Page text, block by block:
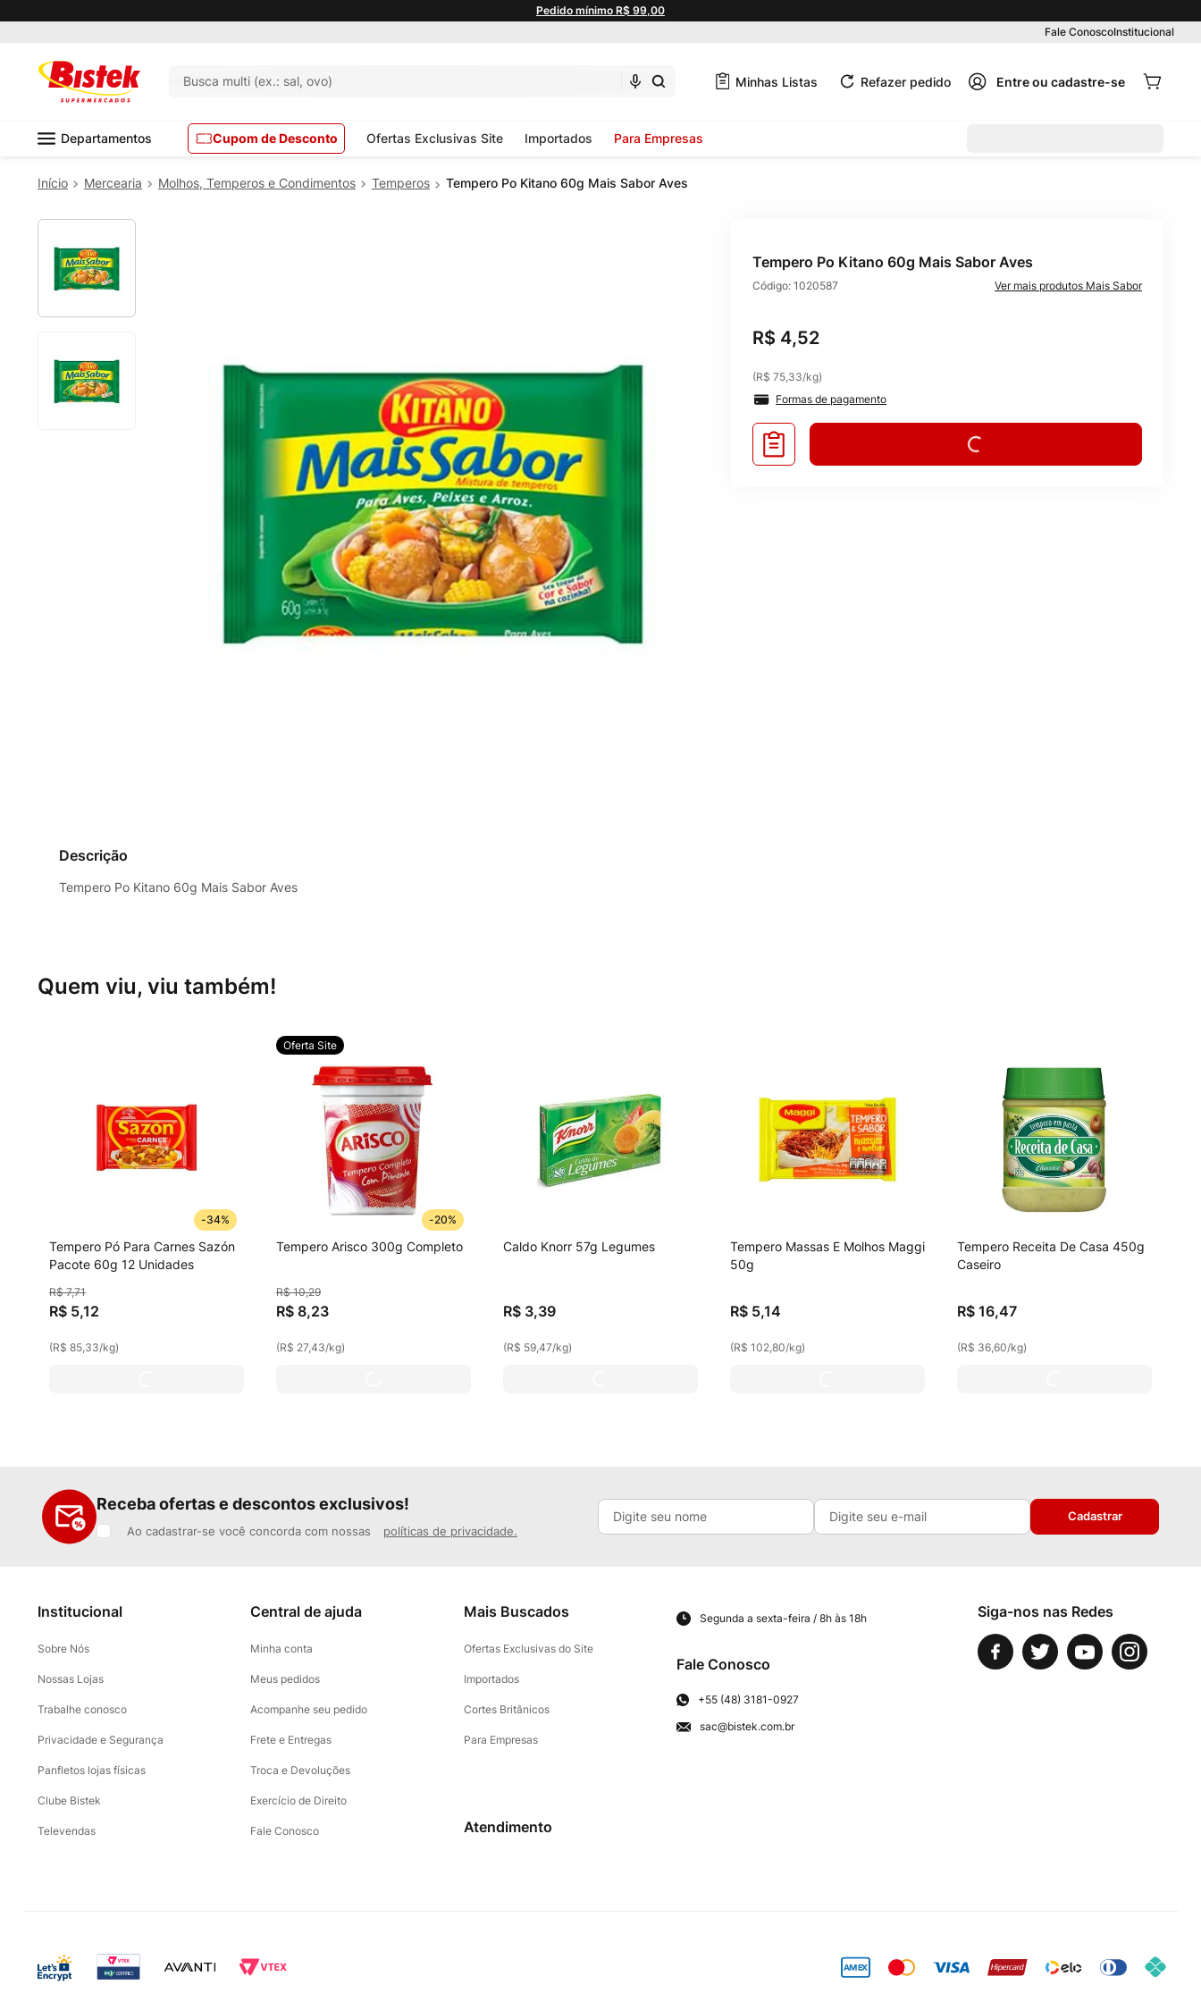
Pedido mínimo R$ 99,00
Fale ConoscoInstitucional
Busca multi (ex.: sal, ovo) Minhas Listas Refazer pedido
Departamentos Cupom de Desconto Ofertas Exclusivas Site Importados Para Empresas
Mercearia Molhos, Temperos e Condimentos Temperos Tempero Po Kitano 60g Mais Sabor Aves
Tempero Po Kitano 60g Mais Sabor Aves
Código: 1020587 Mais Sabor
R$ 4,52
(R$ 75,33/kg)
Formas de pagamento
Descrição
Tempero Po Kitano 60g Mais Sabor Aves
Quem viu, viu também!
-34%
Tempero Pó Para Carnes Sazón
Pacote 60g 12 Unidades
R$ 7,71
R$ 5,12
(R$ 85,33/kg)
Oferta Site
-20%
Tempero Arisco 300g Completo
R$ 10,29
R$ 8,23
(R$ 27,43/kg)
Caldo Knorr 57g Legumes
R$ 3,39
(R$ 59,47/kg)
Tempero Massas E Molhos Maggi
50g
R$ 5,14
(R$ 102,80/kg)
Tempero Receita De Casa 450g
Caseiro
R$ 16,47
(R$ 36,60/kg)
Receba ofertas e descontos exclusivos!
Ao cadastrar-se você concorda com nossas políticas de privacidade.
Cadastrar
Institucional
Sobre Nós
Nossas Lojas
Trabalhe conosco
Privacidade e Segurança
Panfletos lojas físicas
Clube Bistek
Televendas
Central de ajuda
Minha conta
Meus pedidos
Acompanhe seu pedido
Frete e Entregas
Troca e Devoluções
Exercício de Direito
Fale Conosco
Mais Buscados
Ofertas Exclusivas do Site
Importados
Cortes Britânicos
Para Empresas
Atendimento
Segunda a sexta-feira / 8h às 18h
Fale Conosco
+55 (48) 3181-0927
sac@bistek.com.br
Siga-nos nas Redes